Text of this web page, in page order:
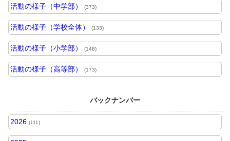
活動の様子（中学部） (373)
活動の様子（学校全体） (133)
活動の様子（小学部） (148)
活動の様子（高等部） (173)
バックナンバー
2026 (111)